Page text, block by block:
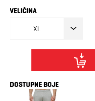
VELIČINA
XL
DOSTUPNE BOJE